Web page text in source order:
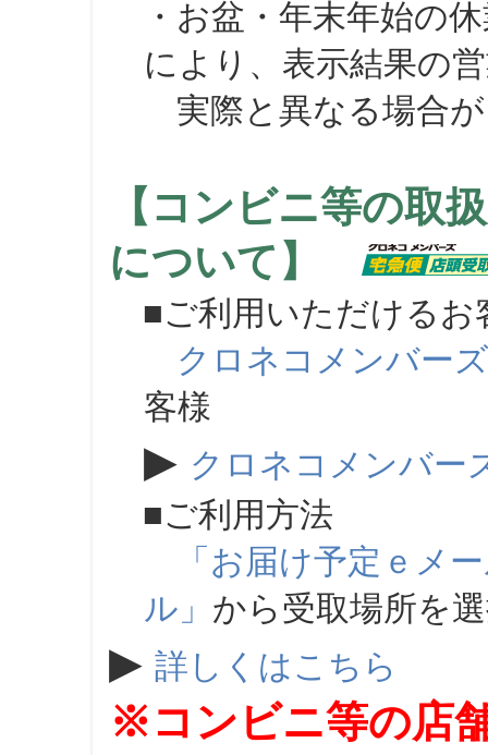
・お盆・年末年始の
により、表示結果の
実際と異なる場合が
【コンビニ等の取
について】
■ご利用いただけるお
クロネコメンバーズ
客様
▶ クロネコメンバー
■ご利用方法
「お届け予定ｅメ
ル」 から受取場所を
▶ 詳しくはこちら
※コンビニ等の店